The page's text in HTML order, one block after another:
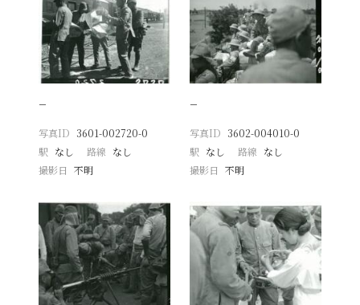
−
写真ID 3601-002720-0
駅 なし 路線 なし
撮影日
不明
−
写真ID 3602-004010-0
駅 なし 路線 なし
撮影日 不明